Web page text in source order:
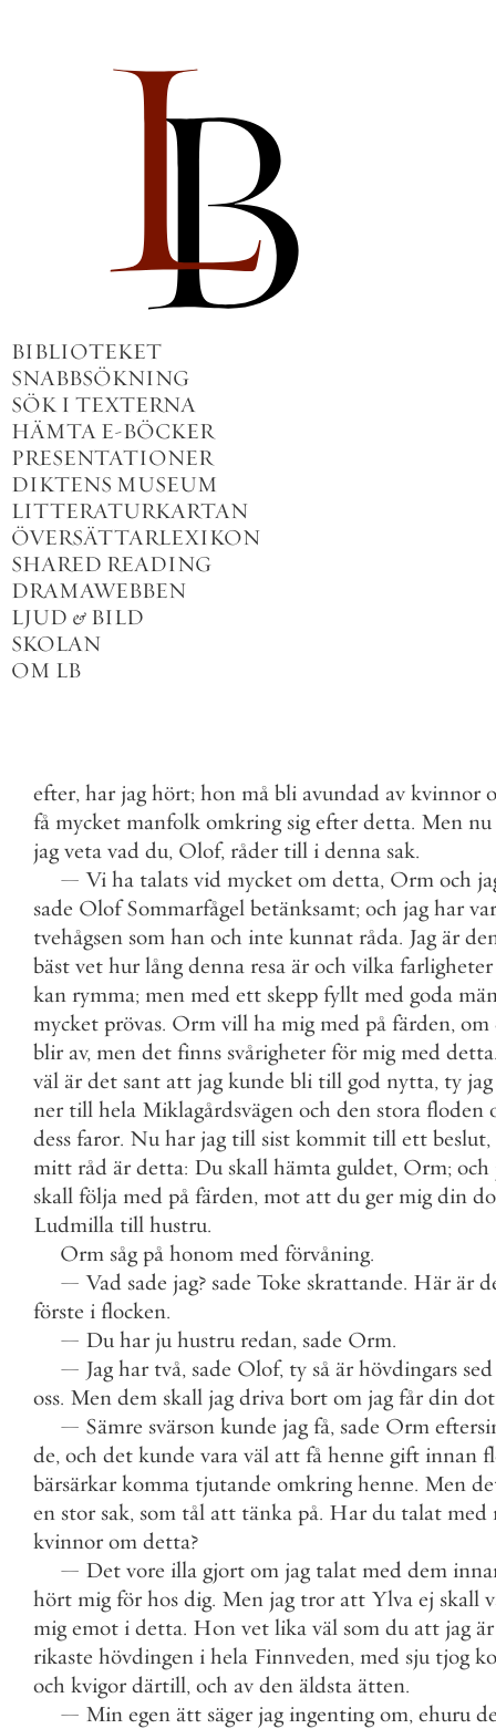
BIBLIOTEKET
SNABBSÖKNING
SÖK I TEXTERNA
HÄMTA E-BÖCKER
PRESENTATIONER
DIKTENS MUSEUM
LITTERATURKARTAN
ÖVERSÄTTARLEXIKON
SHARED READING
DRAMAWEBBEN
LJUD & BILD
SKOLAN
OM LB
efter, har jag hört; hon må bli avundad av kvinnor
få mycket manfolk omkring sig efter detta. Men nu
jag veta vad du, Olof, råder till i denna sak.
— Vi ha talats vid mycket om detta, Orm och
sade Olof Sommarfågel betänksamt; och jag har
tvehågsen som han och inte kunnat råda. Jag är
bäst vet hur lång denna resa är och vilka farligheter
kan rymma; men med ett skepp fyllt med goda
mycket prövas. Orm vill ha mig med på färden, om
blir av, men det finns svårigheter för mig med detta
väl är det sant att jag kunde bli till god nytta, ty jag
ner till hela Miklagårdsvägen och den stora floden
dess faror. Nu har jag till sist kommit till ett beslut,
mitt råd är detta: Du skall hämta guldet, Orm; och
skall följa med på färden, mot att du ger mig din
Ludmilla till hustru.
Orm såg på honom med förvåning.
— Vad sade jag? sade Toke skrattande. Här är
förste i flocken.
— Du har ju hustru redan, sade Orm.
— Jag har två, sade Olof, ty så är hövdingars sed
oss. Men dem skall jag driva bort om jag får din
— Sämre svärson kunde jag få, sade Orm
de, och det kunde vara väl att få henne gift innan
bärsärkar komma tjutande omkring henne. Men
en stor sak, som tål att tänka på. Har du talat med
kvinnor om detta?
— Det vore illa gjort om jag talat med dem
hört mig för hos dig. Men jag tror att Ylva ej skall
mig emot i detta. Hon vet lika väl som du att jag är
rikaste hövdingen i hela Finnveden, med sju tjog
och kvigor därtill, och av den äldsta ätten.
— Min egen ätt säger jag ingenting om, ehuru